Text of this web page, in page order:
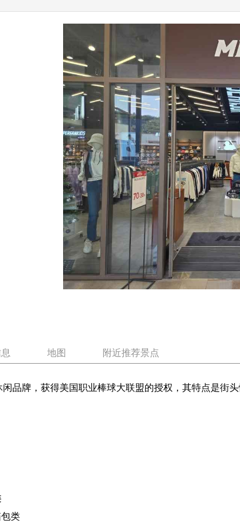
地图 附近推荐景点
闲品牌，获得美国职业棒球大联盟的授权，其特点是街
类